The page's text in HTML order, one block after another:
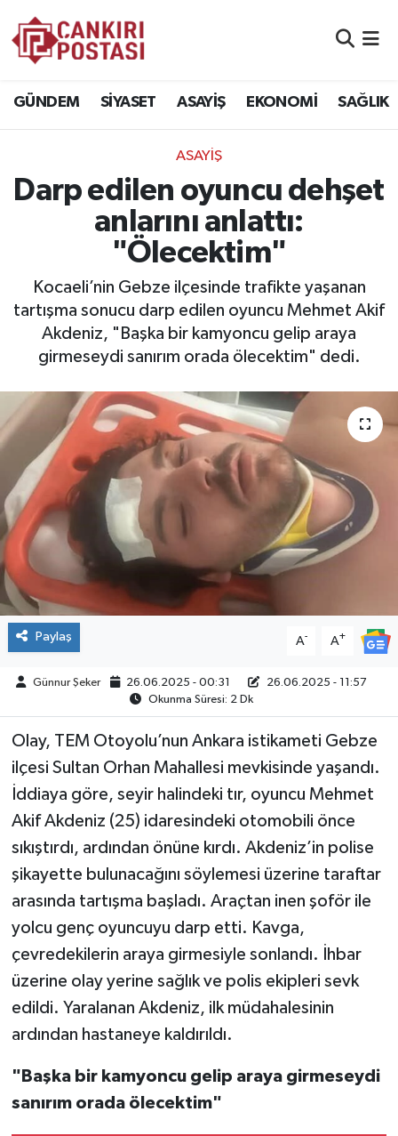
GÜNDEM SİYASET ASAYİŞ EKONOMİ SAĞLIK
ASAYİŞ
Darp edilen oyuncu dehşet
anlarını anlattı:
"Ölecektim"
Kocaeli’nin Gebze ilçesinde trafikte yaşanan
tartışma sonucu darp edilen oyuncu Mehmet Akif
Akdeniz, "Başka bir kamyoncu gelip araya
girmeseydi sanırım orada ölecektim" dedi.
Paylaş A- A+
Günnur Şeker 26.06.2025 - 00:31
26.06.2025 - 11:57
Okunma Süresi: 2 Dk
Olay, TEM Otoyolu’nun Ankara istikameti Gebze
ilçesi Sultan Orhan Mahallesi mevkisinde yaşandı.
İddiaya göre, seyir halindeki tır, oyuncu Mehmet
Akif Akdeniz (25) idaresindeki otomobili önce
sıkıştırdı, ardından önüne kırdı. Akdeniz’in polise
şikayette bulunacağını söylemesi üzerine taraftar
arasında tartışma başladı. Araçtan inen şoför ile
yolcu genç oyuncuyu darp etti. Kavga,
çevredekilerin araya girmesiyle sonlandı. İhbar
üzerine olay yerine sağlık ve polis ekipleri sevk
edildi. Yaralanan Akdeniz, ilk müdahalesinin
ardından hastaneye kaldırıldı.
"Başka bir kamyoncu gelip araya girmeseydi
sanırım orada ölecektim"
EKONOMİ
SPOR
EĞİTİM
ÇEVRE
İLÇELER
RESMİ İLANLAR
KÜLTÜR
TURİZM
MAGAZİN
BİLİM&TEKNOLOJİ
BÖLGE
TÜRKİYE
DÜNYA
Trafik Durumu
Süper Lig Puan Durumu ve Fikstür
Tüm Manşetler
Son Dakika Haberleri